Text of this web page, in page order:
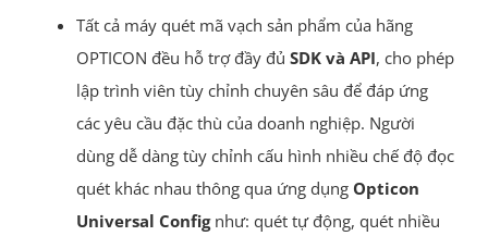
Tất cả máy quét mã vạch sản phẩm của hãng
OPTICON đều hỗ trợ đầy đủ SDK và API, cho phép
lập trình viên tùy chỉnh chuyên sâu để đáp ứng
các yêu cầu đặc thù của doanh nghiệp. Người
dùng dễ dàng tùy chỉnh cấu hình nhiều chế độ đọc
quét khác nhau thông qua ứng dụng Opticon
Universal Confignhư: quét tự động, quét nhiều